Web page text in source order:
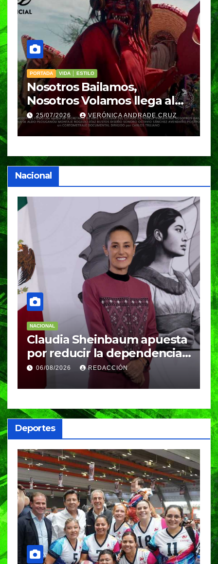
PORTADA VIDA │ ESTILO
Nosotros Bailamos,
Nosotros Volamos llega al
GIFF
25/07/2026 VERÓNICA ANDRADE CRUZ
Nacional
NACIONAL
Claudia Sheinbaum apuesta
por reducir la dependencia
del gas importado; fracking
sigue bajo evaluación
06/08/2026 REDACCIÓN
Deportes